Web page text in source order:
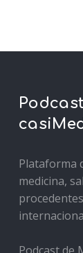
Plataforma
medicina,